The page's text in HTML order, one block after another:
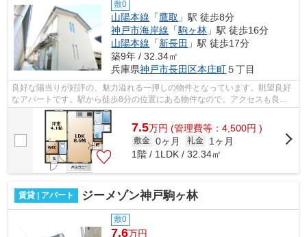
敷0
山陽本線 「鷹取 」駅 徒歩8分
神戸市海岸線 「駒ヶ林 」駅 徒歩16分
山陽本線 「新長田 」駅 徒歩17分
築9年 / 32.34㎡
兵庫県神戸市長田区本庄町５丁目
良好な陽当りが好評の、魅力溢れる一押しの物件となっています。眺望良好
なアパートです。駅から徒歩8分の位置にある物件なので、アクセスも良好
です。こちらの物件はアパートです。小...
7.5万円 (管理費等：4,500円 )
敷金 0ヶ月 礼金
1ヶ月
1階 / 1LDK / 32.34㎡
賃貸 | アパート ジーメゾン神戸駒ヶ林
敷0
7.6万円